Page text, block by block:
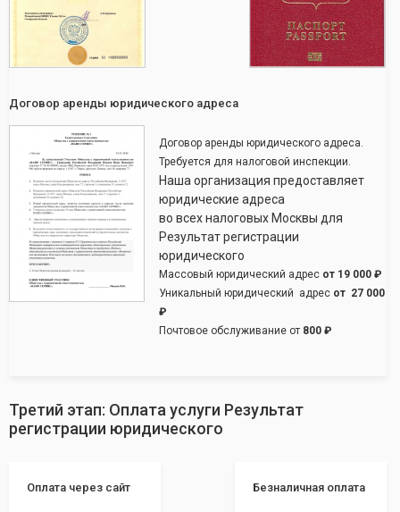
Договор аренды юридического адреса
Договор аренды юридического адреса.
Требуется для налоговой инспекции.
Наша организация предоставляет
юридические адреса
во всех налоговых Москвы для
Результат регистрации
юридического
Массовый юридический адрес от 19 000 ₽
Уникальный юридический адрес от 27 000
₽
Почтовое обслуживание от 800 ₽
Третий этап: Оплата услуги Результат
регистрации юридического
Оплата через сайт Безналичная оплата